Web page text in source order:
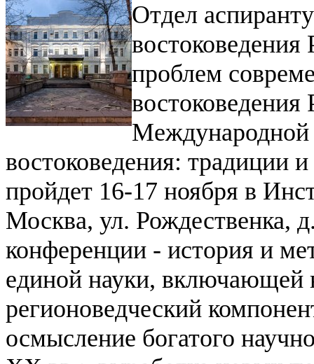
Отдел
проблем
Международной
востоковедения: традиции
пройдет 16-17 ноября в
Москва, ул. Рождественка,
конференции - история и
единой науки, включающей
регионоведческий
осмысление богатого